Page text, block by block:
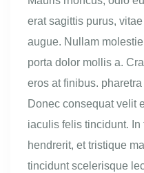
erat sagittis purus,
augue. Nullam
porta dolor mollis a.
eros at finibus.
Donec consequat velit
iaculis felis tincidunt.
hendrerit, et tristique
tincidunt scelerisque